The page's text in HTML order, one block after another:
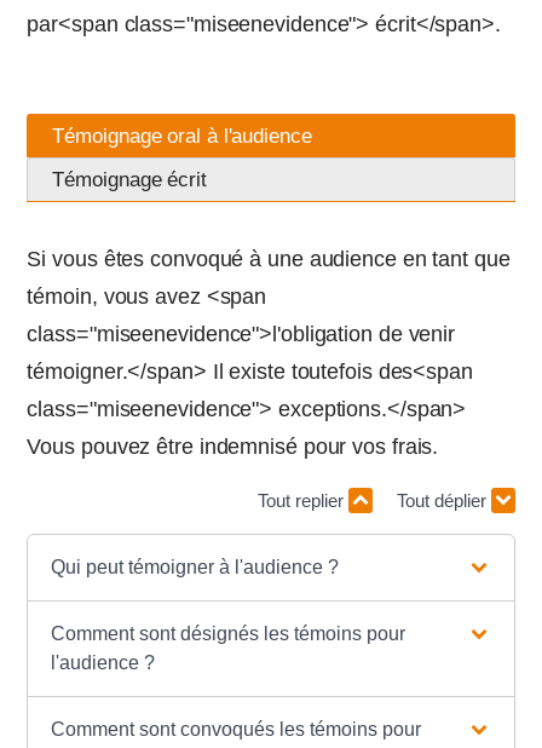
par<span class="miseenevidence"> écrit</span>.
Témoignage oral à l'audience
Témoignage écrit
Si vous êtes convoqué à une audience en tant que
témoin, vous avez <span
class="miseenevidence">l'obligation de venir
témoigner.</span> Il existe toutefois des<span
class="miseenevidence"> exceptions.</span>
Vous pouvez être indemnisé pour vos frais.
Tout replier Tout déplier
Qui peut témoigner à l'audience ?
Comment sont désignés les témoins pour
l'audience ?
Comment sont convoqués les témoins pour